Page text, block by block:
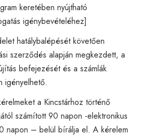
keretében nyújtható
igénybevételéhez]
hatálybalépését követően
szerződés alapján megkezdett, a
befejezését és a számlák
igényelhető.
a Kincstárhoz történő
számított 90 napon -elektronikus
napon – belül bírálja el. A kérelem